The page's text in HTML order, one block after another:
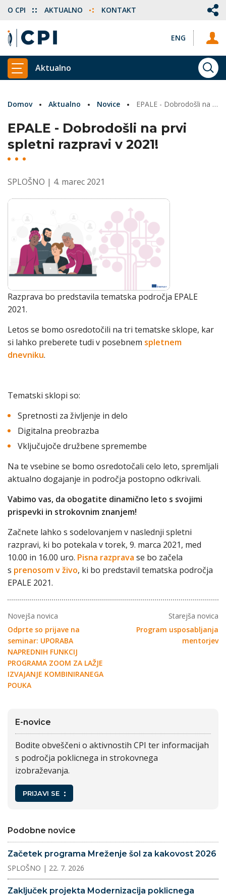
ENG
O CPI AKTUALNO KONTAKT
PRIKAŽI GLAVNI MENI
Aktualno
Domov Aktualno Novice EPALE - Dobrodošli na prvi spletni razpravi v 2021!
EPALE - Dobrodošli na prvi
spletni razpravi v 2021!
SPLOŠNO | 4. marec 2021
Razprava bo predstavila tematska področja EPALE
2021.
Letos se bomo osredotočili na tri tematske sklope, kar
si lahko preberete tudi v posebnem spletnem
dnevniku.
Tematski sklopi so:
Spretnosti za življenje in delo
Digitalna preobrazba
Vključujoče družbene spremembe
Na te vsebine se bomo osredotočali celo leto, spremljali
aktualno dogajanje in področja postopno odkrivali.
Vabimo vas, da obogatite dinamično leto s svojimi
prispevki in strokovnim znanjem!
Začnete lahko s sodelovanjem v naslednji spletni
razpravi, ki bo potekala v torek, 9. marca 2021, med
10.00 in 16.00 uro. Pisna razprava se bo začela
s prenosom v živo, ki bo predstavil tematska področja
EPALE 2021.
Novejša novica
Odprte so prijave na
seminar: UPORABA
NAPREDNIH FUNKCIJ
PROGRAMA ZOOM ZA LAŽJE
IZVAJANJE KOMBINIRANEGA
POUKA
Starejša novica
Program usposabljanja
mentorjev
E-novice
Bodite obveščeni o aktivnostih CPI ter informacijah
s področja poklicnega in strokovnega
izobraževanja.
PRIJAVI SE
Podobne novice
Začetek programa Mreženje šol za kakovost 2026
SPLOŠNO | 22. 7. 2026
Zaključek projekta Modernizacija poklicnega